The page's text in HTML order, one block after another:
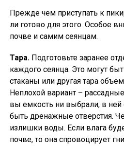
Прежде чем приступать к
ли готово для этого. Особое
почве и самим сеянцам.
Тара. Подготовьте заранее
каждого сеянца. Это могут
стаканы или другая тара
Неплохой вариант –
вы емкость ни выбрали, в
быть дренажные отверстия.
излишки воды. Если влага
почве, то она спровоцирует